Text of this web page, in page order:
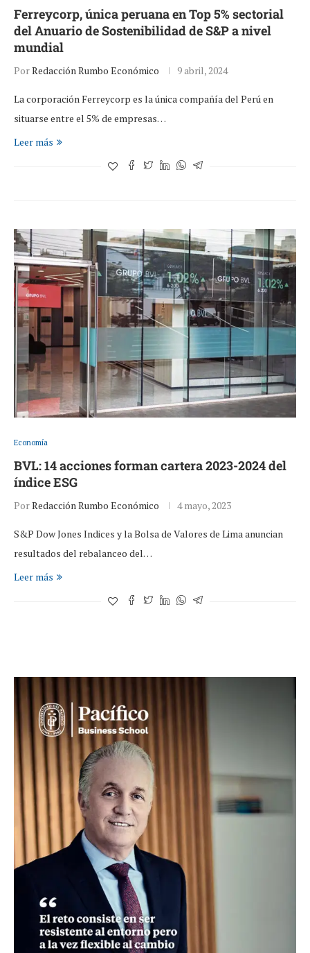
Ferreycorp, única peruana en Top 5% sectorial
del Anuario de Sostenibilidad de S&P a nivel
mundial
PorRedacción Rumbo Económico 9 abril, 2024
La corporación Ferreycorp es la única compañía del Perú en
situarse entre el 5% de empresas…
Leer más
Economía
BVL: 14 acciones forman cartera 2023-2024 del
índice ESG
PorRedacción Rumbo Económico 4 mayo, 2023
S&P Dow Jones Indices y la Bolsa de Valores de Lima anuncian
resultados del rebalanceo del…
Leer más